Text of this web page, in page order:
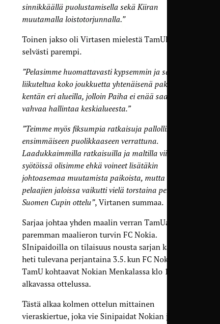
sinnikkäällä puolustamisella sekä Kiiran
muutamalla loistotorjunnalla.”
Toinen jakso oli Virtasen mielestä TamUlta
selvästi parempi.
”Pelasimme huomattavasti kypsemmin ja saimme
liikuteltua koko joukkuetta yhtenäisenä pakettina
kentän eri alueilla, jolloin Paiha ei enää saanut niin
vahvaa hallintaa keskialueesta.”
”Teimme myös fiksumpia ratkaisuja pallollisena
ensimmäiseen puolikkaaseen verrattuna.
Laadukkaimmilla ratkaisuilla ja maltilla viimeisissä
syötöissä olisimme ehkä voineet lisätäkin
johtoasemaa muutamista paikoista, mutta varmasti
pelaajien jaloissa vaikutti vielä torstaina pelattu
Suomen Cupin ottelu”, Virtanen summaa.
Sarjaa johtaa yhden maalin verran TamUa
paremman maalieron turvin FC Nokia.
SInipaidoilla on tilaisuus nousta sarjan kärkeen
heti tulevana perjantaina 3.5. kun FC Nokia ja
TamU kohtaavat Nokian Menkalassa klo 19.30
alkavassa ottelussa.
Tästä alkaa kolmen ottelun mittainen
vieraskiertue, joka vie Sinipaidat Nokian jälkeen